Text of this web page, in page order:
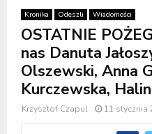
Kronika Odeszli Wiadomości
OSTATNIE
nas Danuta
Olszewski, Anna
Kurczewska,
Krzysztof Czapul 11 stycznia